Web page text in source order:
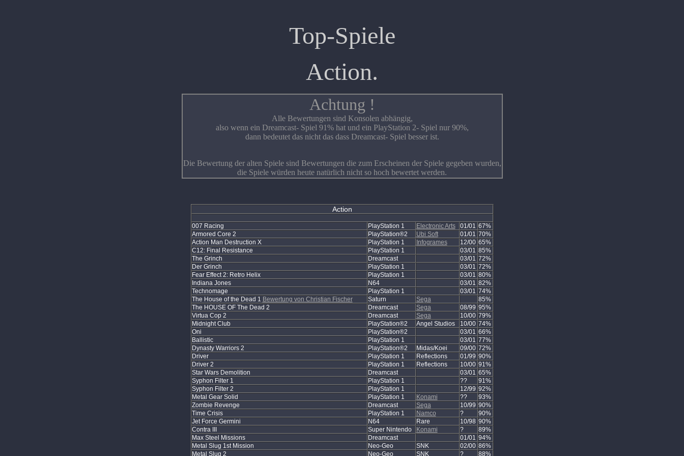
Top-Spiele
Action.
Achtung !
Alle Bewertungen sind Konsolen abhängig,
also wenn ein Dreamcast- Spiel 91% hat und ein PlayStation 2- Spiel nur 90%,
dann bedeutet das nicht das dass Dreamcast- Spiel besser ist.
Die Bewertung der alten Spiele sind Bewertungen die zum Erscheinen der Spiele gegeben wurden,
die Spiele würden heute natürlich nicht so hoch bewertet werden.
Action
007 Racing PlayStation 1 Electronic Arts 01/01 67%
Armored Core 2
PlayStation®2 Ubi Soft 01/01 70%
Action Man Destruction X
PlayStation 1 Infogrames 12/00 65%
C12: Final Resistance
PlayStation 1 03/01 85%
The Grinch
Dreamcast 03/01 72%
Der Grinch
PlayStation 1 03/01 72%
Fear Effect 2: Retro Helix
PlayStation 1 03/01 80%
Indiana Jones
N64 03/01 82%
Technomage
PlayStation 1 03/01 74%
The House of the Dead 1 Bewertung von Christian Fischer Saturn Sega
85%
The HOUSE OF The Dead 2
Dreamcast Sega 08/99 95%
Virtua Cop 2
Dreamcast Sega 10/00 79%
Midnight Club
PlayStation®2 Angel Studios 10/00 74%
Oni
PlayStation®2 03/01 66%
Ballistic
PlayStation 1 03/01 77%
Dynasty Warriors 2
PlayStation®2 Midas/Koei 09/00 72%
Driver
PlayStation 1 Reflections 01/99 90%
Driver 2
PlayStation 1 Reflections 10/00 91%
Star Wars Demolition
Dreamcast 03/01 65%
Syphon Filter 1
PlayStation 1 ??
91%
Syphon Filter 2
PlayStation 1 12/99 92%
Metal Gear Solid
PlayStation 1 Konami ??
93%
Zombie Revenge
Dreamcast Sega 10/99 90%
Time Crisis
PlayStation 1 Namco ?
90%
Jet Force Germini
N64 Rare 10/98 90%
Contra III
Super Nintendo Konami ?
89%
Max Steel Missions
Dreamcast 01/01 94%
Metal Slug 1st Mission
Neo-Geo SNK 02/00 86%
Metal Slug 2
Neo-Geo SNK ? 88%